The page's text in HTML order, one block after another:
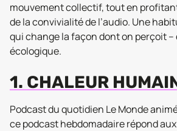
mouvement collectif, tout en
de la convivialité de l’audio. Une
qui change la façon dont on perçoit
écologique.
1. CHALEUR
Podcast du quotidien Le Monde
ce podcast hebdomadaire répond